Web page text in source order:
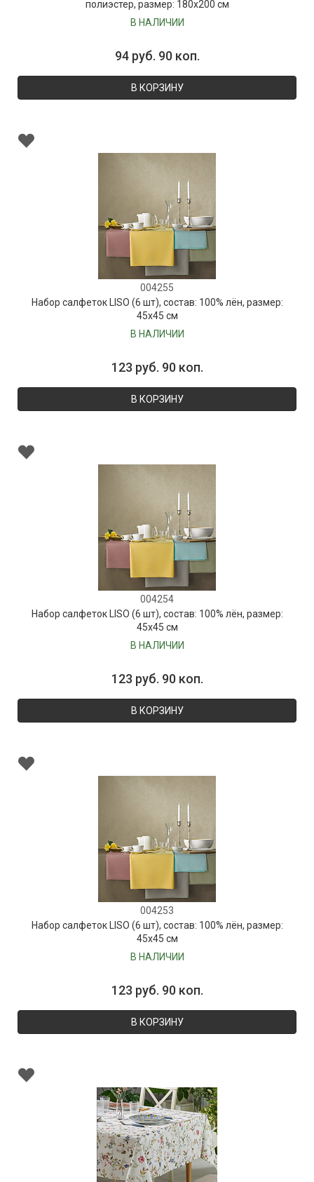
полиэстер, размер: 180х200 см
В НАЛИЧИИ
94 руб. 90 коп.
В КОРЗИНУ
004255
Набор салфеток LISO (6 шт), состав: 100% лён, размер:
45х45 см
В НАЛИЧИИ
123 руб. 90 коп.
В КОРЗИНУ
004254
Набор салфеток LISO (6 шт), состав: 100% лён, размер:
45х45 см
В НАЛИЧИИ
123 руб. 90 коп.
В КОРЗИНУ
004253
Набор салфеток LISO (6 шт), состав: 100% лён, размер:
45х45 см
В НАЛИЧИИ
123 руб. 90 коп.
В КОРЗИНУ